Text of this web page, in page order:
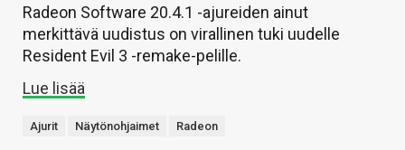
Radeon Software 20.4.1 -ajureiden ainut
merkittävä uudistus on virallinen tuki uudelle
Resident Evil 3 -remake-pelille.
Lue lisää
Ajurit Näytönohjaimet Radeon